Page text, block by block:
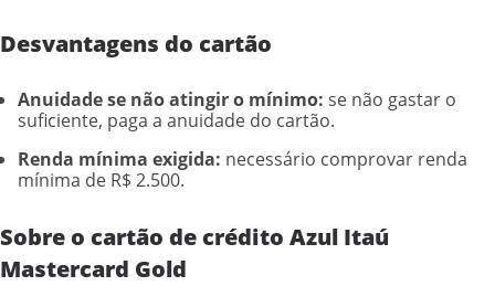
Desvantagens do cartão
Anuidade se não atingir o mínimo: se não gastar o
suficiente, paga a anuidade do cartão.
Renda mínima exigida: necessário comprovar renda
mínima de R$ 2.500.
Sobre o cartão de crédito Azul Itaú
Mastercard Gold